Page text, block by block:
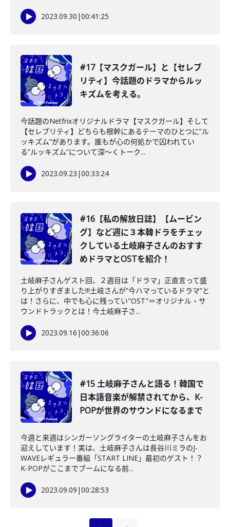
2023.09.30 |00:41:25
#17【マスクガール】と【セレブ
リティ】今話題のドラマからルッ
キズムを考える。
今話題のNetfrixオリジナルドラマ【マスクガール】そして
【セレブリティ】どちらも根幹にあるテーマのひとつに”ル
ッキズム”があります。誰もが心の何処かで囚われてい
る”ルッキズム”について深〜くトーク...
2023.09.23 |00:33:24
#16【私の解放日誌】【ムービン
グ】など週に３本韓ドラをチェッ
クしている土岐麻子さんのおすす
めドラマとOSTを紹介！
土岐麻子さんゲスト回、２週目は「ドラマ」正直言って盛
り上がりすぎました!!!土岐さんが”今ハマっているドラマ”と
は！さらに、中でも心に残ってい"OST"＝オリジナル・サ
ウンドトラックとは！今土岐麻子さ...
2023.09.16 |00:36:06
#15 土岐麻子さんと語る！韓国で
日本語音楽が解禁されてから、K-
POPが世界のサウンドになるまで
今週と来週はシンガーソングライターの土岐麻子さんをお
迎えしています！実は、土岐麻子さんは長谷川ミラのJ-
WAVEレギュラー番組「START LINE」最初のゲスト！？
K-POPがここまでブームになる前...
2023.09.09 |00:28:53